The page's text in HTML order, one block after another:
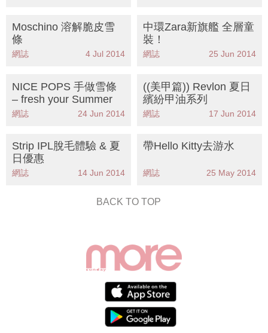
Moschino 溶解脆皮雪
條
網誌 4 Jul 2014
中環Zara新旗艦 全層童
裝！
網誌 25 Jun 2014
NICE POPS 手做雪條
– fresh your Summer
網誌 24 Jun 2014
((美甲篇)) Revlon 夏日
繽紛甲油系列
網誌 17 Jun 2014
Strip IPL脫毛體驗 & 夏
日優惠
網誌 14 Jun 2014
帶Hello Kitty去游水
網誌 25 May 2014
BACK TO TOP